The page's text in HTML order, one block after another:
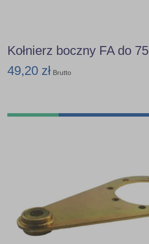
Kołnierz boczny FA do 75
49,20 zł Brutto